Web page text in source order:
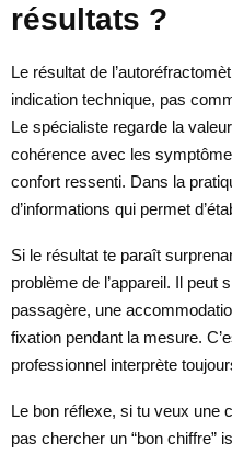
résultats ?
Le résultat de
indication technique, pas
Le spécialiste regarde la
cohérence avec les
confort ressenti. Dans la
d’informations qui permet
Si le résultat te paraît
problème de l’appareil. Il peut
passagère, une
fixation pendant la mesure.
professionnel interprète
Le bon réflexe, si tu veux une
pas chercher un “bon chiffre”